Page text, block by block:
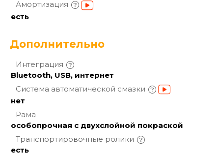
Амортизация
есть
Дополнительно
Интеграция
Bluetooth, USB, интернет
Система автоматической смазки
нет
Рама
особопрочная с двухслойной покраской
Транспортировочные ролики
есть